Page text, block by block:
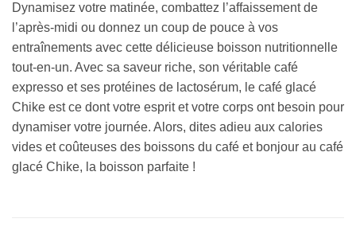
Dynamisez votre matinée, combattez l’affaissement de
l’après-midi ou donnez un coup de pouce à vos
entraînements avec cette délicieuse boisson nutritionnelle
tout-en-un. Avec sa saveur riche, son véritable café
expresso et ses protéines de lactosérum, le café glacé
Chike est ce dont votre esprit et votre corps ont besoin pour
dynamiser votre journée. Alors, dites adieu aux calories
vides et coûteuses des boissons du café et bonjour au café
glacé Chike, la boisson parfaite !